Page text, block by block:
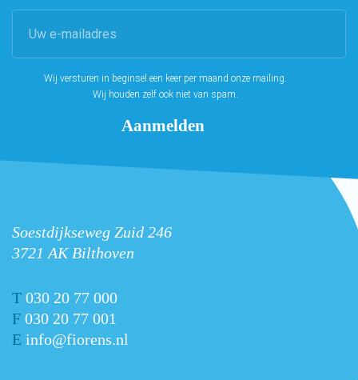
Wij versturen in beginsel een keer per maand onze mailing.
Wij houden zelf ook niet van spam.
Soestdijkseweg Zuid 246
3721 AK Bilthoven
T 030 20 77 000
F 030 20 77 001
E info@fiorens.nl